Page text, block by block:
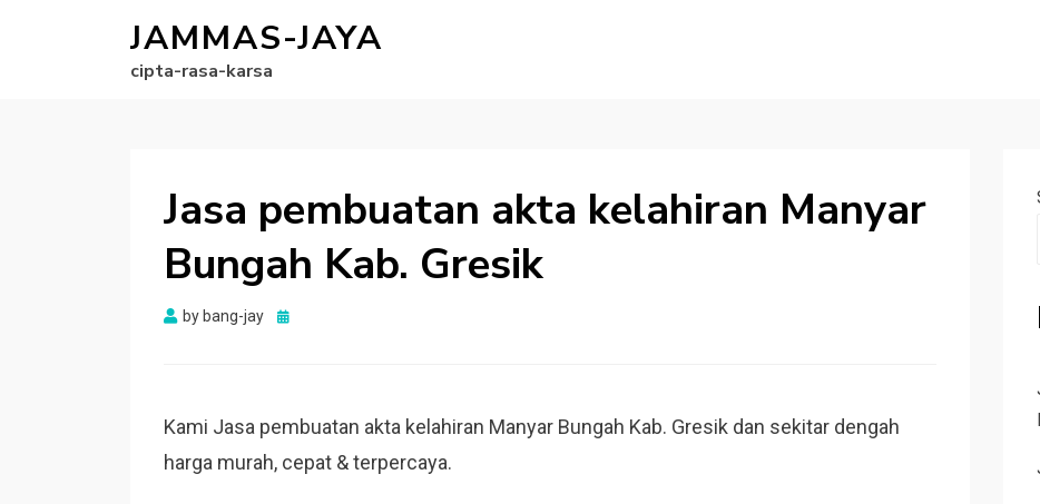
JAMMAS-JAYA
cipta-rasa-karsa
Jasa pembuatan akta kelahiran Manyar
Bungah Kab. Gresik
by bang-jay
Posted
Kami Jasa pembuatan akta kelahiran Manyar Bungah Kab. Gresik dan sekitar dengah
harga murah, cepat & terpercaya.